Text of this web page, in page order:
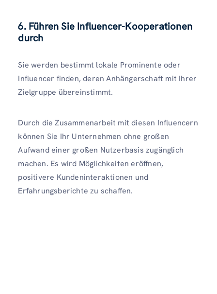
6. Führen Sie Influencer-Kooperationen
durch
Sie werden bestimmt lokale Prominente oder
Influencer finden, deren Anhängerschaft mit Ihrer
Zielgruppe übereinstimmt.
Durch die Zusammenarbeit mit diesen Influencern
können Sie Ihr Unternehmen ohne großen
Aufwand einer großen Nutzerbasis zugänglich
machen. Es wird Möglichkeiten eröffnen,
positivere Kundeninteraktionen und
Erfahrungsberichte zu schaffen.